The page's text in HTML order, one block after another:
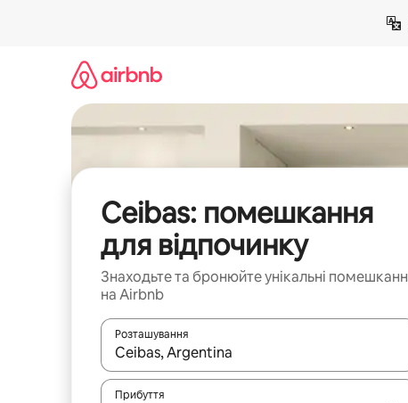
Ceibas: помешкання
для відпочинку
Знаходьте та бронюйте унікальні
на Airbnb
Розташування
Отримавши результати пошуку, використовуйте
Прибуття